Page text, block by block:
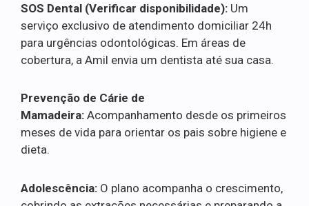
SOS Dental (Verificar disponibilidade): Um
serviço exclusivo de atendimento domiciliar 24h
para urgências odontológicas. Em áreas de
cobertura, a Amil envia um dentista até sua casa.
Prevenção de Cárie de
Mamadeira: Acompanhamento desde os primeiros
meses de vida para orientar os pais sobre higiene e
dieta.
Adolescência: O plano acompanha o crescimento,